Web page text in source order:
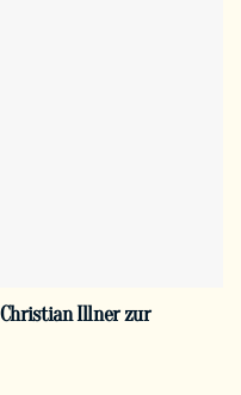
Illner zur